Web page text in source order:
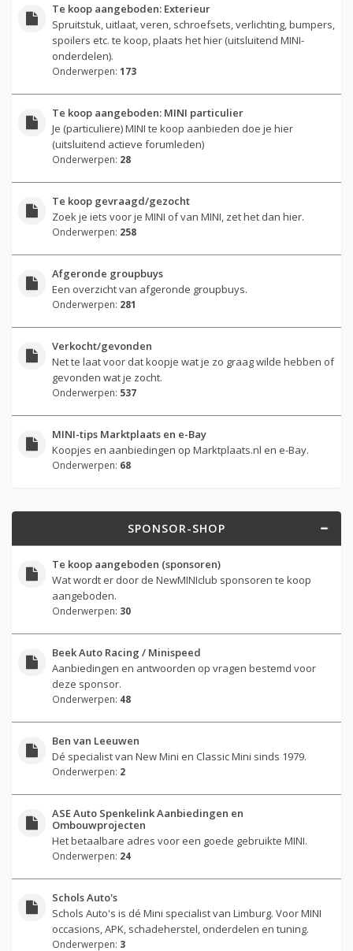
Te koop aangeboden: Exterieur
Spruitstuk, uitlaat, veren, schroefsets, verlichting, bumpers,
spoilers etc. te koop, plaats het hier (uitsluitend MINI-
onderdelen).
Onderwerpen: 173
Te koop aangeboden: MINI particulier
Je (particuliere) MINI te koop aanbieden doe je hier
(uitsluitend actieve forumleden)
Onderwerpen: 28
Te koop gevraagd/gezocht
Zoek je iets voor je MINI of van MINI, zet het dan hier.
Onderwerpen: 258
Afgeronde groupbuys
Een overzicht van afgeronde groupbuys.
Onderwerpen: 281
Verkocht/gevonden
Net te laat voor dat koopje wat je zo graag wilde hebben of
gevonden wat je zocht.
Onderwerpen: 537
MINI-tips Marktplaats en e-Bay
Koopjes en aanbiedingen op Marktplaats.nl en e-Bay.
Onderwerpen: 68
SPONSOR-SHOP
Te koop aangeboden (sponsoren)
Wat wordt er door de NewMINIclub sponsoren te koop
aangeboden.
Onderwerpen: 30
Beek Auto Racing / Minispeed
Aanbiedingen en antwoorden op vragen bestemd voor
deze sponsor.
Onderwerpen: 48
Ben van Leeuwen
Dé specialist van New Mini en Classic Mini sinds 1979.
Onderwerpen: 2
ASE Auto Spenkelink Aanbiedingen en
Ombouwprojecten
Het betaalbare adres voor een goede gebruikte MINI.
Onderwerpen: 24
Schols Auto's
Schols Auto's is dé Mini specialist van Limburg. Voor MINI
occasions, APK, schadeherstel, onderdelen en tuning.
Onderwerpen: 3